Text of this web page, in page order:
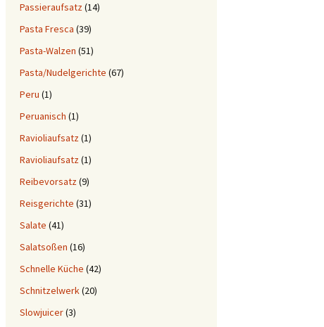
Passieraufsatz(14)
Pasta Fresca (39)
Pasta-Walzen (51)
Pasta/Nudelgerichte (67)
Peru (1)
Peruanisch (1)
Ravioliaufsatz(1)
Ravioliaufsatz(1)
Reibevorsatz(9)
Reisgerichte (31)
Salate (41)
Salatsoßen (16)
Schnelle Küche (42)
Schnitzelwerk(20)
Slowjuicer(3)